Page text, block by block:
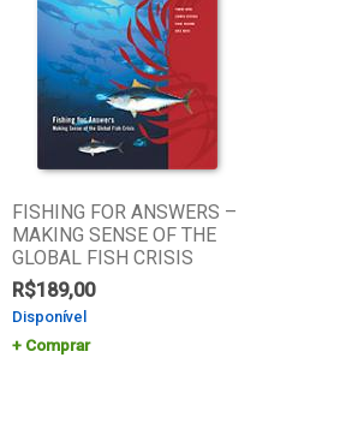
FISHING FOR ANSWERS –
MAKING SENSE OF THE
GLOBAL FISH CRISIS
R$189,00
Disponível
Comprar